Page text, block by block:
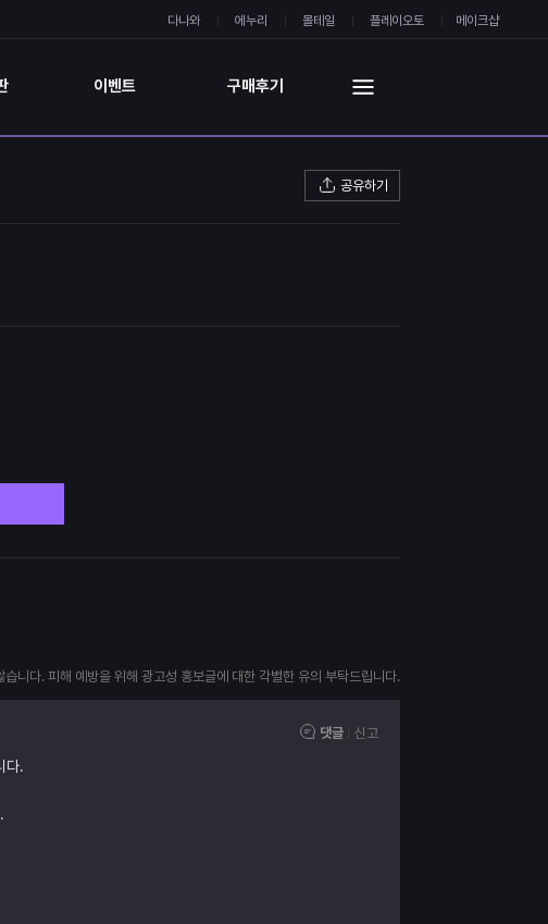
다나와 에누리 몰테일 플레이오토 메이크샵
이벤트 구매후기
공유하기
니다. 피해 예방을 위해 광고성 홍보글에 대한 각별한 유의 부탁드립니다.
댓글 신고
다.